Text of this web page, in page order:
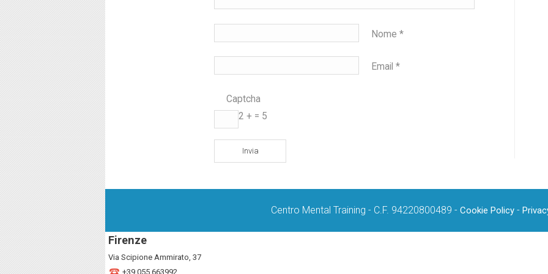
Nome *
Email *
Captcha
2 + = 5
Centro Mental Training - C.F. 94220800489 - Cookie Policy -
Firenze
Via Scipione Ammirato, 37
+39.055.663992